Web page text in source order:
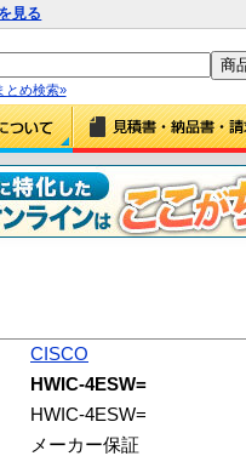
見る
とめ検索»
CISCO
HWIC-4ESW=
HWIC-4ESW=
メーカー保証